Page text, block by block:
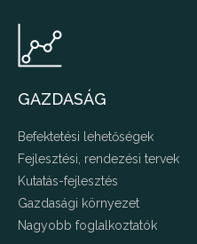
GAZDASÁG
Befektetési lehetőségek
Fejlesztési, rendezési tervek
Kutatás-fejlesztés
Gazdasági környezet
Nagyobb foglalkoztatók